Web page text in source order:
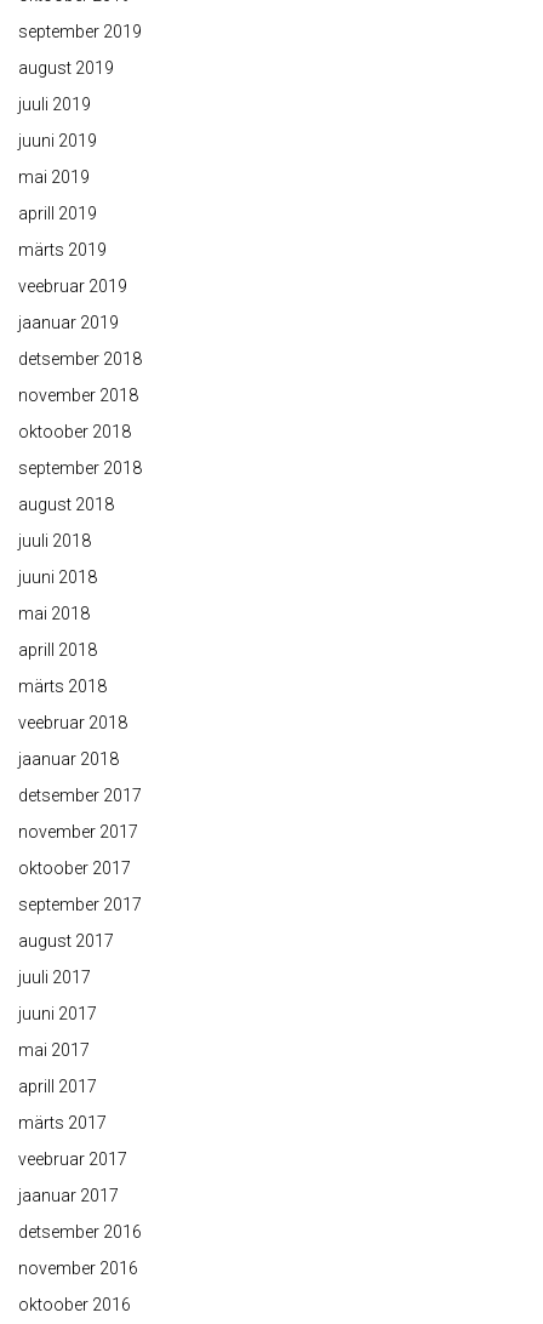
september 2019
august 2019
juuli 2019
juuni 2019
mai 2019
aprill 2019
märts 2019
veebruar 2019
jaanuar 2019
detsember 2018
november 2018
oktoober 2018
september 2018
august 2018
juuli 2018
juuni 2018
mai 2018
aprill 2018
märts 2018
veebruar 2018
jaanuar 2018
detsember 2017
november 2017
oktoober 2017
september 2017
august 2017
juuli 2017
juuni 2017
mai 2017
aprill 2017
märts 2017
veebruar 2017
jaanuar 2017
detsember 2016
november 2016
oktoober 2016